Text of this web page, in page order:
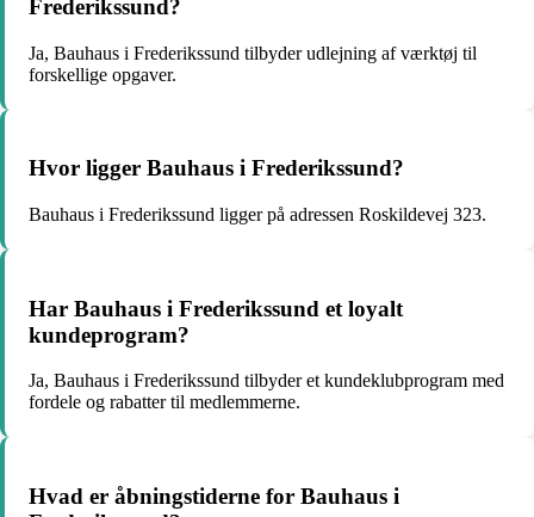
Frederikssund?
Ja, Bauhaus i Frederikssund tilbyder udlejning af værktøj til
forskellige opgaver.
Hvor ligger Bauhaus i Frederikssund?
Bauhaus i Frederikssund ligger på adressen Roskildevej 323.
Har Bauhaus i Frederikssund et loyalt
kundeprogram?
Ja, Bauhaus i Frederikssund tilbyder et kundeklubprogram med
fordele og rabatter til medlemmerne.
Hvad er åbningstiderne for Bauhaus i